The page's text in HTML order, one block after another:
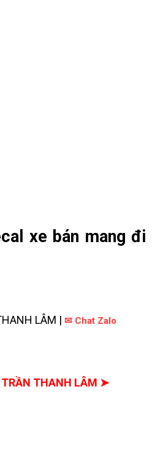
xe bán mang đi
LÂM | ✉ Chat Zalo
TRẦN THANH LÂM ➤